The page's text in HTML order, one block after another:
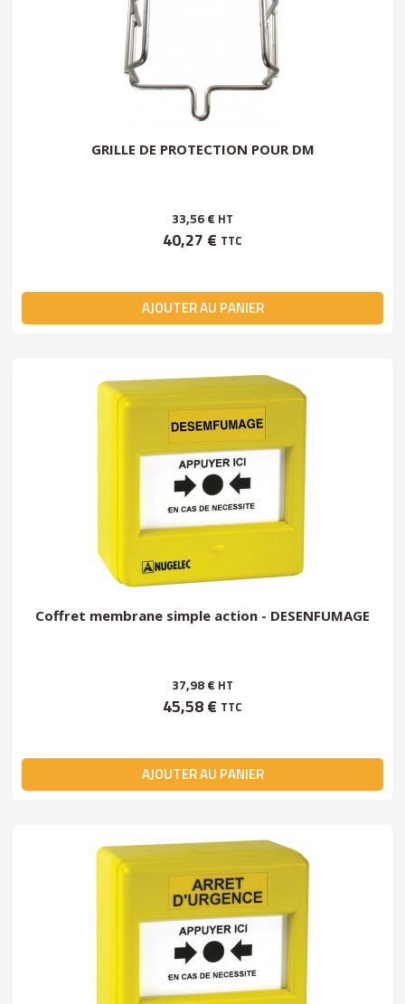
GRILLE DE PROTECTION POUR DM
33,56 € HT
40,27 € TTC
AJOUTER AU PANIER
Coffret membrane simple action - DESENFUMAGE
37,98 € HT
45,58 € TTC
AJOUTER AU PANIER